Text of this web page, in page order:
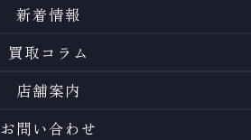
新着情報
買取コラム
店舗案内
お問い合わせ